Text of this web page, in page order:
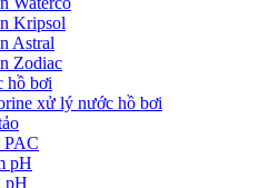
Kripsol
Astral
Zodiac
hồ bơi
xử lý nước hồ bơi
PAC
pH
pH